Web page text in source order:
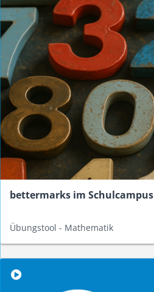
bettermarks im Schulcampus
Übungstool - Mathematik